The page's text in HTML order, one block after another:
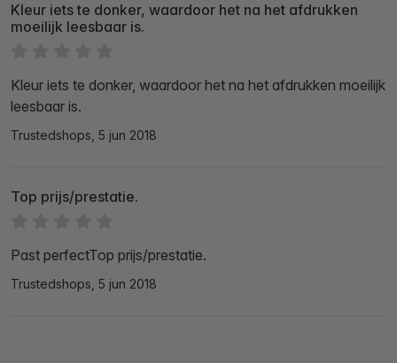
Kleur iets te donker, waardoor het na het afdrukken
moeilijk leesbaar is.
Kleur iets te donker, waardoor het na het afdrukken moeilijk
leesbaar is.
Trustedshops, 5 jun 2018
Top prijs/prestatie.
Past perfectTop prijs/prestatie.
Trustedshops, 5 jun 2018